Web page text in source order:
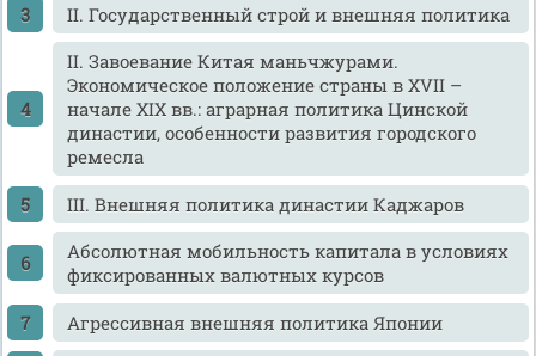
II. Государственный строй и внешняя политика
II. Завоевание Китая маньчжурами.
Экономическое положение страны в XVII –
начале XIX вв.: аграрная политика Цинской
династии, особенности развития городского
ремесла
III. Внешняя политика династии Каджаров
Абсолютная мобильность капитала в условиях
фиксированных валютных курсов
Агрессивная внешняя политика Японии